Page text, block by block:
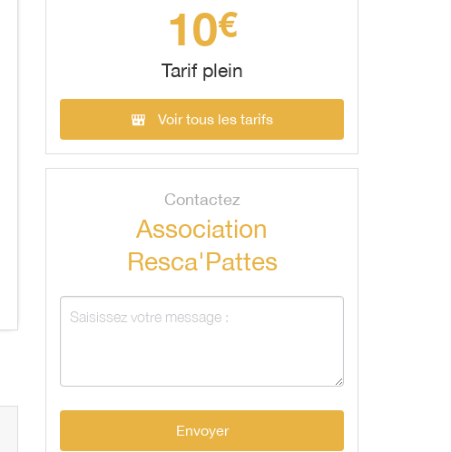
10€
Tarif plein
Voir tous les tarifs
Contactez
Association
Resca'Pattes
Envoyer